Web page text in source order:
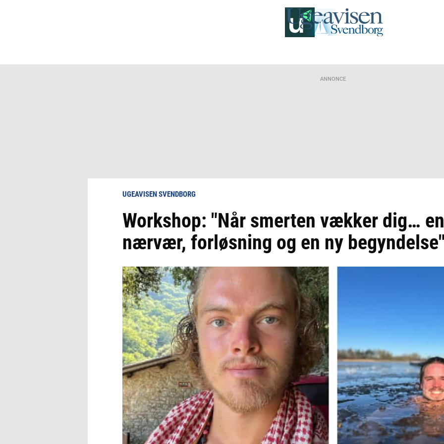
ANNONCE
UGEAVISEN SVENDBORG
Workshop: "Når smerten vækker dig…
nærvær, forløsning og en ny